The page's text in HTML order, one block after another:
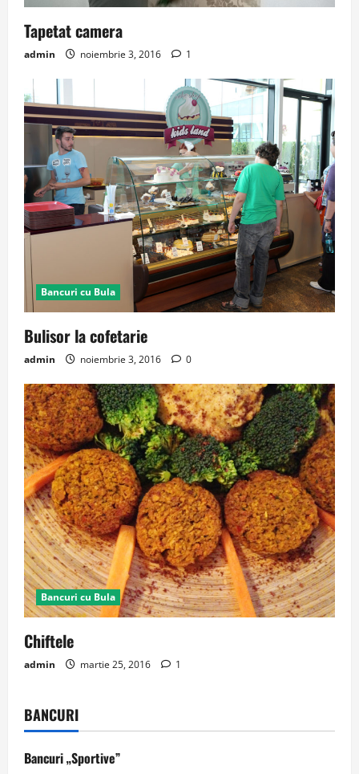
Tapetat camera
admin noiembrie 3, 2016 1
Bancuri cu Bula
Bulisor la cofetarie
admin noiembrie 3, 2016 0
Bancuri cu Bula
Chiftele
admin martie 25, 2016 1
BANCURI
Bancuri „Sportive”